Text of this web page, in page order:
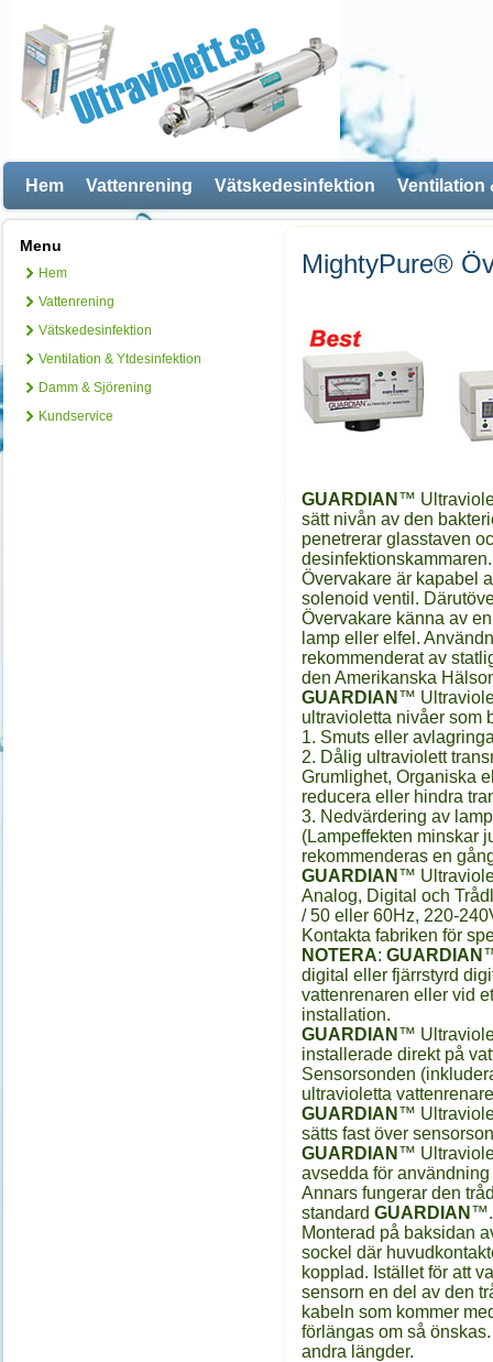
Hem Vattenrening Vätskedesinfektion Ventilation
Menu
Hem
Vattenrening
Vätskedesinfektion
Ventilation & Ytdesinfektion
Damm & Sjörening
Kundservice
MightyPure®
GUARDIAN ™
sätt nivån av den
penetrerar glasstaven
Övervakare är kapabel
solenoid ventil.
Övervakare känna av
lamp eller elfel.
rekommenderat av
den Amerikanska
GUARDIAN ™
ultravioletta nivåer som
1. Smuts eller
2. Dålig ultraviolett
Grumlighet, Organiska
reducera eller hindra
3. Nedvärdering av
(Lampeffekten minskar
rekommenderas en
GUARDIAN ™
Analog, Digital och
/ 50 eller 60Hz, 220-
Kontakta fabriken för
NOTERA: GUARDIAN
digital eller fjärrstyrd
vattenrenaren eller vid
installation.
GUARDIAN ™
installerade direkt på
Sensorsonden
ultravioletta
GUARDIAN ™
sätts fast över
GUARDIAN ™
avsedda för
Annars fungerar den
standard GUARDIAN ™.
Monterad på baksidan
sockel där
kopplad. Istället för att
sensorn en del av den
kabeln som kommer
förlängas om så
andra längder.